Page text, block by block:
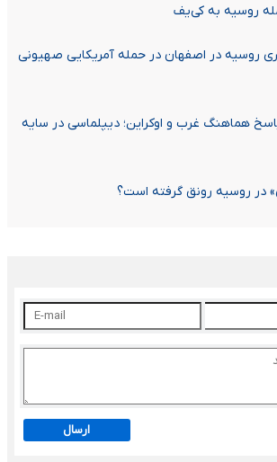
روسیه در اصفهان در حمله‌ آمریکایی صهیونی
هماهنگ غرب و اوکراین؛ دیپلماسی در سایه
در روسیه رونق گرفته است؟
ارسال